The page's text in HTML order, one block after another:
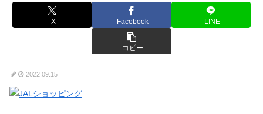
X Facebook LINE
コピー
2022.09.15